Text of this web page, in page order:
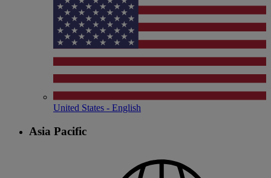
United States - English
Asia Pacific